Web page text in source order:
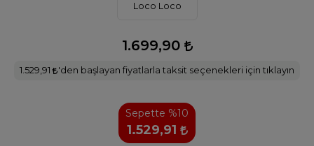
Loco Loco
1.699,90
1.529,91 'den başlayan fiyatlarla taksit seçenekleri için tıklayın
Sepette %10
1.529,91